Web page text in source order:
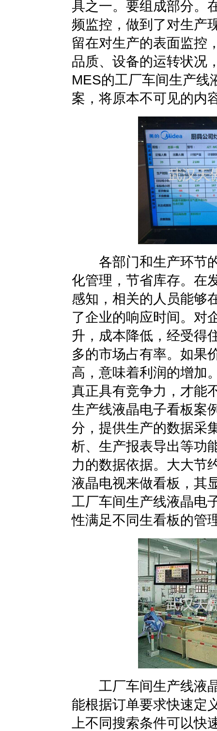
具之一。要组成部分。
频监控，做到了对生产
留在对生产的表面监控
品质、设备的运转状况
MES的工厂车间生产线
案，将原本不可见的内
各部门和生产环节的
化管理，节省库存。在
感知，相关的人员能够
了企业的响应时间。对
升，成本降低，经受得
多的市场占有率。如果
高，意味着利润的增加
真正具有竞争力，才能
生产线液晶电子看板案
分，提供生产的数据采
析、生产报表导出等功
力的数据依据。大大节
液晶电视来做看板，其
工厂车间生产线液晶电
性满足不同生看板的管
工厂车间生产线液晶
能根据订单要求快速定
上不同搜索条件可以